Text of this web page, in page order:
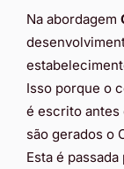
Na abordagem
Isso porque o
é escrito antes
são gerados o
Esta é